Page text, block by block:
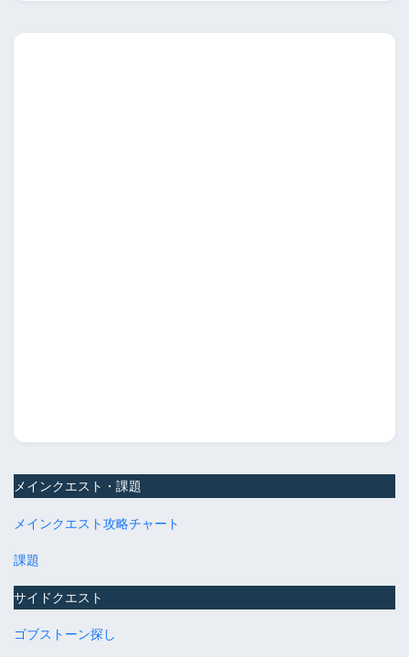
メインクエスト・課題
メインクエスト攻略チャート
課題
サイドクエスト
ゴブストーン探し